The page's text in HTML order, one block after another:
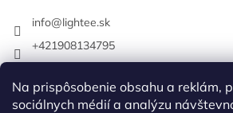
Na prispôsobenie obsahu a reklám,
sociálnych médií a analýzu
info@lightee.sk
+421908134795
lightee.sk